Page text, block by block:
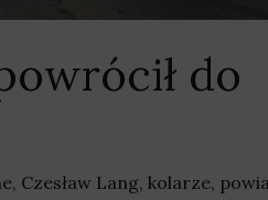
do
, Czesław Lang, kolarze,